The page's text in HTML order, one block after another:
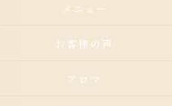
メニュー
お客様の声
アロマ